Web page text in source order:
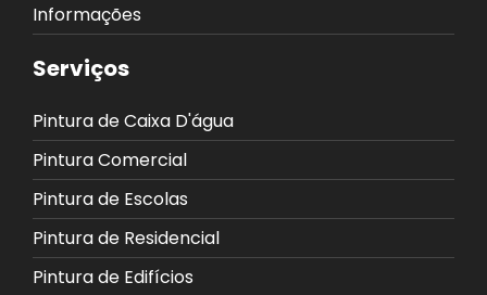
Informações
Serviços
Pintura de Caixa D'água
Pintura Comercial
Pintura de Escolas
Pintura de Residencial
Pintura de Edifícios